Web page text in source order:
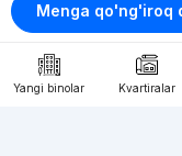
Menga qo'ng'iroq
Yangi binolar Kvartiralar
RU UZ
Kontaktlar